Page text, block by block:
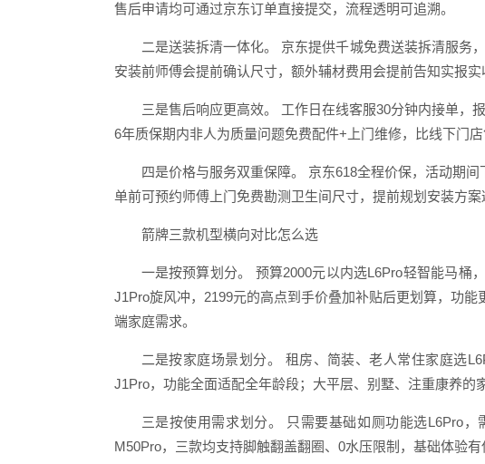
售后申请均可通过京东订单直接提交，流程透明可追溯。
二是送装拆清一体化。 京东提供千城免费送装拆清服务
安装前师傅会提前确认尺寸，额外辅材费用会提前告知实报实
三是售后响应更高效。 工作日在线客服30分钟内接单，
6年质保期内非人为质量问题免费配件+上门维修，比线下门店
四是价格与服务双重保障。 京东618全程价保，活动期
单前可预约师傅上门免费勘测卫生间尺寸，提前规划安装方案
箭牌三款机型横向对比怎么选
一是按预算划分。 预算2000元以内选L6Pro轻智能马桶
J1Pro旋风冲，2199元的高点到手价叠加补贴后更划算，功
端家庭需求。
二是按家庭场景划分。 租房、简装、老人常住家庭选
J1Pro，功能全面适配全年龄段；大平层、别墅、注重康养的
三是按使用需求划分。 只需要基础如厕功能选L6Pro
M50Pro，三款均支持脚触翻盖翻圈、0水压限制，基础体验有